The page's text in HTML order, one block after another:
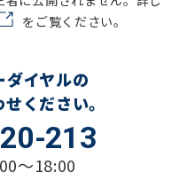
をご覧ください。
ダイヤルの
ください。
213
～18:00